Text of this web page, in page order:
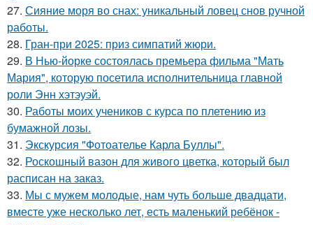
27. Сияние моря во снах: уникальный ловец снов ручной
работы.
28. Гран-при 2025: приз симпатий жюри.
29. В Нью-йорке состоялась премьера фильма "Мать
Мария", которую посетила исполнительница главной
роли Энн хэтэуэй.
30. Работы моих учеников с курса по плетению из
бумажной лозы.
31. Экскурсия "Фотоателье Карла Буллы".
32. Роскошный вазон для живого цветка, который был
расписан на заказ.
33. Мы с мужем молодые, нам чуть больше двадцати,
вместе уже несколько лет, есть маленький ребёнок -